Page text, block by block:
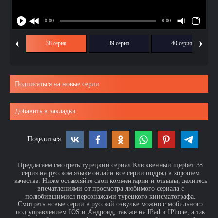
‹ 38 серия 39 серия 40 серия ›
Подписаться на новые серии
Добавить в закладки
Поделиться
Предлагаем смотреть турецкий сериал Клюквенный щербет 38
серия на русском языке онлайн все серии подряд в хорошем
качестве. Ниже оставляйте свои комментарии и отзывы, делитесь
впечатлениями от просмотра любимого сериала с
полюбившимися персонажами турецкого кинематографа.
Смотреть новые серии в русской озвучке можно с мобильного
под управлением IOS и Андроид, так же на IPad и IPhone, а так